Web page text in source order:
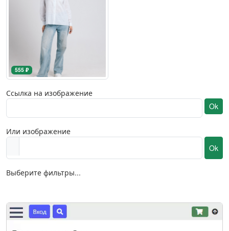
555 ₽
Ссылка на изображение
Ok
Или изображение
Ok
Выберите фильтры...